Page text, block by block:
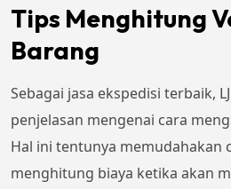
Tips Menghitung
Barang
Sebagai jasa ekspedisi terbaik,
penjelasan mengenai cara
Hal ini tentunya memudahakan
menghitung biaya ketika akan